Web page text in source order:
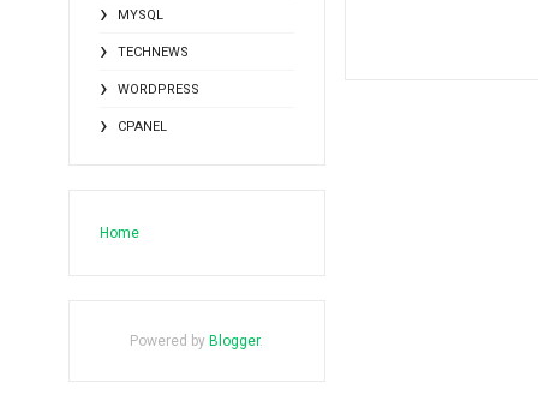
MYSQL
TECHNEWS
WORDPRESS
CPANEL
Home
Powered by Blogger.